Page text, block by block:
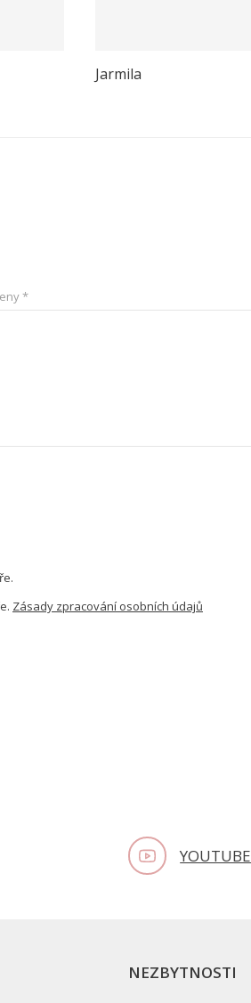
Jarmila
*
Zásady zpracování osobních údajů
YOUTUBE
NEZBYTNOSTI